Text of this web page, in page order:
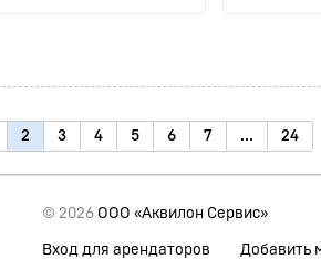
2 3 4 5 6 7 ... 24
© 2026 ООО «Аквилон Сервис»
Вход для арендаторов Добавить